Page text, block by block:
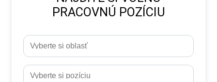
PRACOVNÚ POZÍCIU